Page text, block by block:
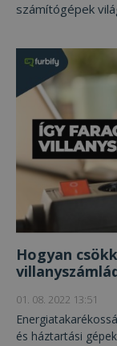
számítógépek
Hogyan
01. 08. 2022 13:51
és háztartási